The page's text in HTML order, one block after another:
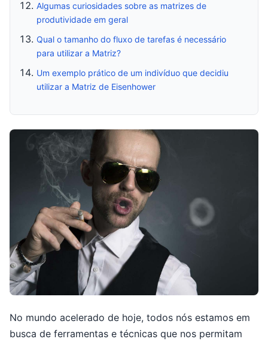
Algumas curiosidades sobre as matrizes de
produtividade em geral
Qual o tamanho do fluxo de tarefas é necessário
para utilizar a Matriz?
Um exemplo prático de um indivíduo que decidiu
utilizar a Matriz de Eisenhower
No mundo acelerado de hoje, todos nós estamos em
busca de ferramentas e técnicas que nos permitam